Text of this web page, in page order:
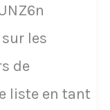
les
de
liste en tant